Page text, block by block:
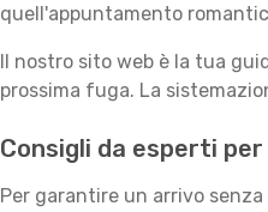
quell'appuntamento
Il nostro sito web è la tua
prossima fuga. La
Consigli da esperti
Per garantire un arrivo